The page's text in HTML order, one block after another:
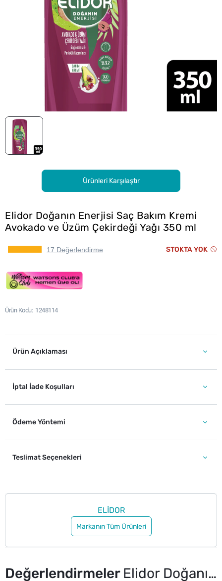
Ürünleri Karşılaştır
Elidor Doğanın Enerjisi Saç Bakım Kremi
Avokado ve Üzüm Çekirdeği Yağı 350 ml
17 Değerlendirme STOKTA YOK
Ürün Kodu 1248114
Ürün Açıklaması
İptal İade Koşulları
Ödeme Yöntemi
Teslimat Seçenekleri
ELİDOR
Markanın Tüm Ürünleri
Değerlendirmeler Elidor Doğanın Enerjisi Saç Bakım Kremi Avokado ve Üzüm Çekirdeği Yağı 350 ml